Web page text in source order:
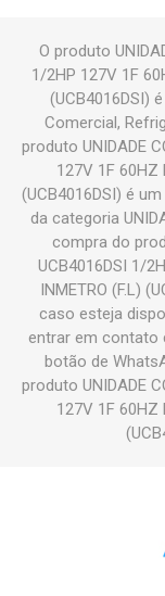
O produto
1/2HP 127V 1F
(UCB4016DSI)
Comercial,
produto UNIDADE
127V 1F 60HZ
(UCB4016DSI) é
da categoria
compra do
UCB4016DSI 1/
INMETRO (F.L)
caso esteja
entrar em contato
botão de
produto UNIDADE
127V 1F 60HZ